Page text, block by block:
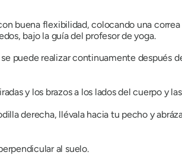
buena flexibilidad, colocando una
bajo la guía del profesor de yoga.
puede realizar continuamente después
y los brazos a los lados del cuerpo y
derecha, llévala hacia tu pecho y
al suelo.